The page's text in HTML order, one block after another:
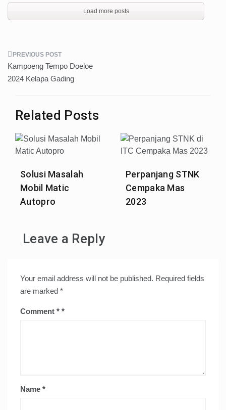
Load more posts
Post
navigation
Kampoeng Tempo Doeloe
2024 Kelapa Gading
Related Posts
Solusi Masalah
Mobil Matic
Autopro
Perpanjang STNK
Cempaka Mas
2023
Leave a Reply
Your email address will not be published. Required fields
are marked *
Comment *
Name *